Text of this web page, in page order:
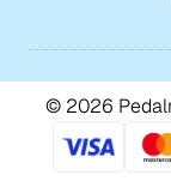
© 2026